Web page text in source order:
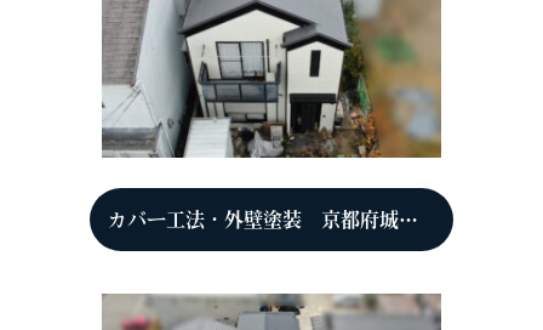
カバー工法・外壁塗装 京都府城陽市 N様